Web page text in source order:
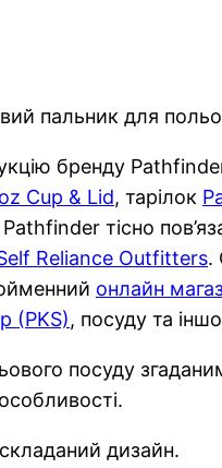
пальник для
бренду
Cup & Lid, тарілок
тісно
Reliance Outfitters.
онлайн
(PKS), посуду та
посуду
дизайн.